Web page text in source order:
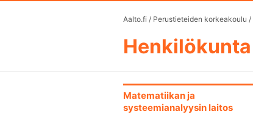
Aalto.fi / Perustieteiden korkeakoulu /
Henkilökunta
Matematiikan ja
systeemianalyysin laitos